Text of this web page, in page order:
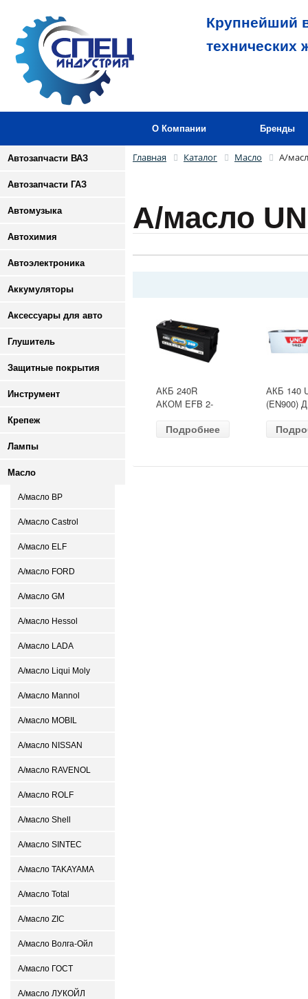
Крупнейший
технических
О Компании Бренды
Автозапчасти ВАЗ
Автозапчасти ГАЗ
Автомузыка
Автохимия
Автоэлектроника
Аккумуляторы
Аксессуары для авто
Глушитель
Защитные покрытия
Инструмент
Крепеж
Лампы
Масло
А/масло BP
А/масло Castrol
А/масло ELF
А/масло FORD
А/масло GM
А/масло Hessol
А/масло LADA
А/масло Liqui Moly
А/масло Mannol
А/масло MOBIL
А/масло NISSAN
А/масло RAVENOL
А/масло ROLF
А/масло Shell
А/масло SINTEC
А/масло TAKAYAMA
А/масло Total
А/масло ZIC
А/масло Волга-Ойл
А/масло ГОСТ
А/масло ЛУКОЙЛ
Главная Каталог Масло А/
А/масло
АКБ 240R
АКОМ EFB 2-
(EN1500) ДШВ
Подробнее
АКБ 140
(EN900)
залит